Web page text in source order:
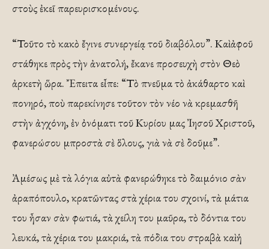
στοὺς ἐκεῖ παρευρισκομένους.
“Τοῦτο τὸ κακὸ ἔγινε συνεργείᾳ τοῦ διαβόλου”. Καὶ ἀφοῦ
στάθηκε πρὸς τὴν ἀνατολή, ἔκανε προσευχὴ στὸν Θεὸ
ἀρκετὴ ὥρα. Ἔπειτα εἶπε: “Τὸ πνεῦμα τὸ ἀκάθαρτο καὶ
πονηρό, ποὺ παρεκίνησε τοῦτον τὸν νέο νὰ κρεμασθῆ
στὴν ἀγχόνη, ἐν ὀνόματι τοῦ Κυρίου μας Ἰησοῦ Χριστοῦ,
φανερώσου μπροστὰ σὲ ὅλους, γιὰ νὰ σὲ δοῦμε”.
Ἀμέσως μὲ τὰ λόγια αὐτὰ φανερώθηκε τὸ δαιμόνιο σὰν
ἀραπόπουλο, κρατῶντας στὰ χέρια του σχοινί, τὰ μάτια
του ἦσαν σὰν φωτιά, τὰ χείλη του μαῦρα, τὸ δόντια του
λευκά, τὰ χέρια του μακριά, τὰ πόδια του στραβὰ καὶ ἡ